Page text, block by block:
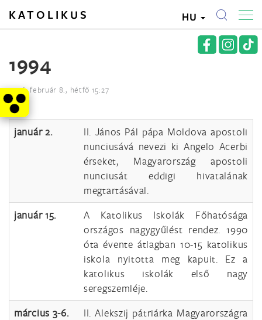
KATOLIKUS HU
1994
2016. február 8., hétfő 15:27
január 2.
II. János Pál pápa Moldova apostoli
nunciusává nevezi ki Angelo Acerbi
érseket, Magyarország apostoli
nunciusát eddigi hivatalának
megtartásával.
január 15.
A Katolikus Iskolák Főhatósága
országos nagygyűlést rendez. 1990
óta évente átlagban 10-15 katolikus
iskola nyitotta meg kapuit. Ez a
katolikus iskolák első nagy
seregszemléje.
március 3-6.
II. Alekszij pátriárka Magyarországra